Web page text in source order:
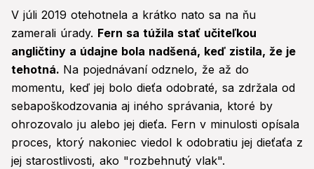
V júli 2019 otehotnela a krátko nato sa na ňu
zamerali úrady. Fern sa túžila stať učiteľkou
angličtiny a údajne bola nadšená, keď zistila, že je
tehotná. Na pojednávaní odznelo, že až do
momentu, keď jej bolo dieťa odobraté, sa zdržala od
sebapoškodzovania aj iného správania, ktoré by
ohrozovalo ju alebo jej dieťa. Fern v minulosti opísala
proces, ktorý nakoniec viedol k odobratiu jej dieťaťa z
jej starostlivosti, ako "rozbehnutý vlak".